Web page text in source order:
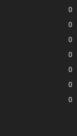
0
0
0
0
0
0
0